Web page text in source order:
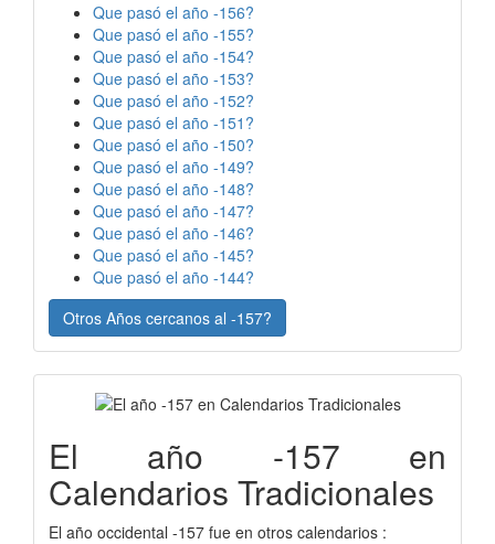
Que pasó el año -156?
Que pasó el año -155?
Que pasó el año -154?
Que pasó el año -153?
Que pasó el año -152?
Que pasó el año -151?
Que pasó el año -150?
Que pasó el año -149?
Que pasó el año -148?
Que pasó el año -147?
Que pasó el año -146?
Que pasó el año -145?
Que pasó el año -144?
Otros Años cercanos al -157?
El año -157 en
Calendarios Tradicionales
El año occidental -157 fue en otros calendarios :